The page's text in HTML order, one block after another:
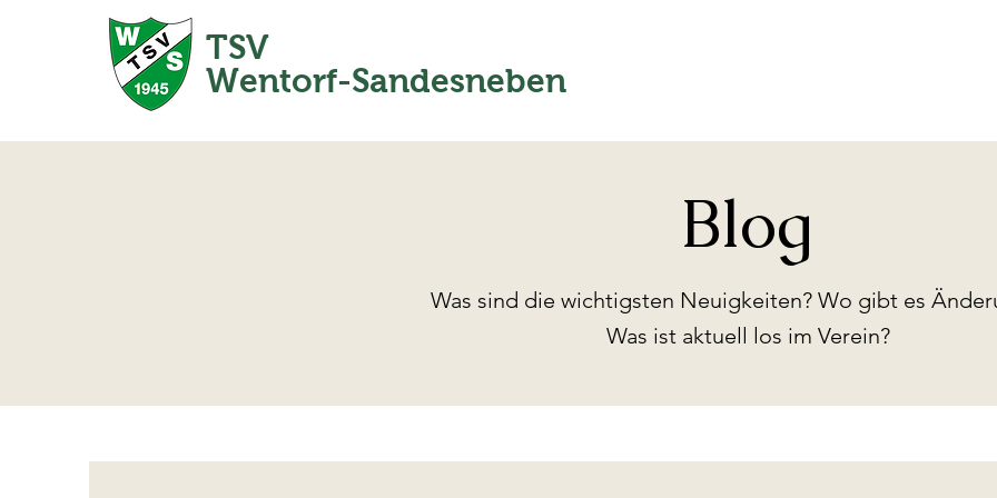
TSV
Wentorf-Sandesneben
Blog
Was sind die wichtigsten Neuigkeiten? Wo gibt es
Was ist aktuell los im Verein?